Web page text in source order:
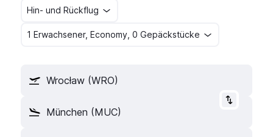
Hin- und Rückflug
1 Erwachsener, Economy, 0 Gepäckstücke
Wrocław (WRO)
München (MUC)